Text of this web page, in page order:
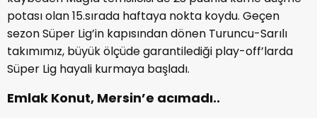
potası olan 15.sırada haftaya nokta koydu. Geçen
sezon Süper Lig’in kapısından dönen Turuncu-Sarılı
takımımız, büyük ölçüde garantilediği play-off’larda
Süper Lig hayali kurmaya başladı.
Emlak Konut, Mersin’e acımadı..